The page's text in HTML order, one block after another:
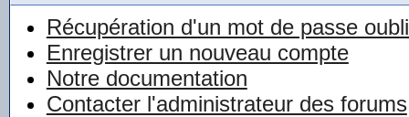
Récupération d'un mot de passe
Enregistrer un nouveau compte
Notre documentation
Contacter l'administrateur des forums